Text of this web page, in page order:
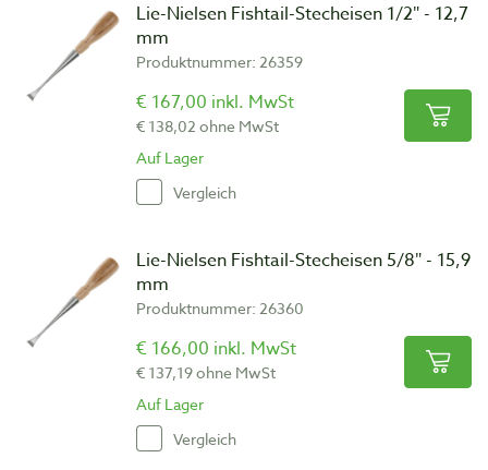
Lie-Nielsen Fishtail-Stecheisen 1/2″ - 12,7
mm
Produktnummer: 26359
€ 167,00 inkl. MwSt
€ 138,02 ohne MwSt
Auf Lager
Vergleich
Lie-Nielsen Fishtail-Stecheisen 5/8″ - 15,9
mm
Produktnummer: 26360
€ 166,00 inkl. MwSt
€ 137,19 ohne MwSt
Auf Lager
Vergleich